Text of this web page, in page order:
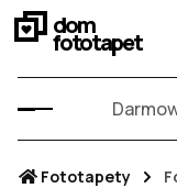
dom
fototapet
Fototapety